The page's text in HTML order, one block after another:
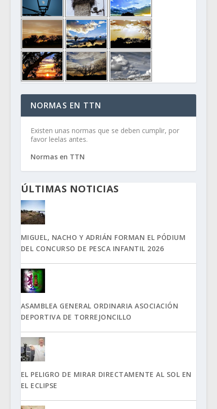
NORMAS EN TTN
Existen unas normas que se deben cumplir, por
favor leelas antes.
Normas en TTN
ÚLTIMAS NOTICIAS
MIGUEL, NACHO Y ADRIÁN FORMAN EL PÓDIUM
DEL CONCURSO DE PESCA INFANTIL 2026
ASAMBLEA GENERAL ORDINARIA ASOCIACIÓN
DEPORTIVA DE TORREJONCILLO
EL PELIGRO DE MIRAR DIRECTAMENTE AL SOL EN
EL ECLIPSE